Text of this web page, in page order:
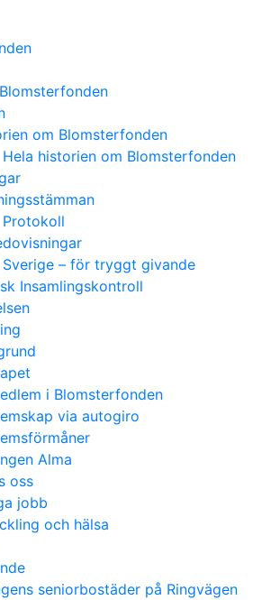
om Blomsterfonden
Hela historien om Blomsterfonden
Protokoll
Sverige – för tryggt givande
Insamlingskontroll
i Blomsterfonden
via autogiro
Alma
oss
jobb
och hälsa
seniorbostäder på Ringvägen